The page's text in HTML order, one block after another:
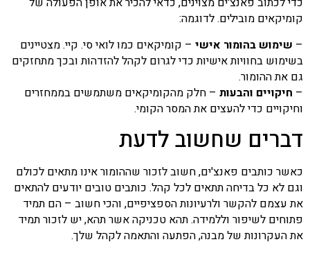
קומיקאים מובילים. לדוגמה:
– שימוש בהומור אישי – קומיקאים כמו לואי סי. קיי. מצטיינים
בשימוש בחוויות אישיות כדי לגרום לקהל להזדהות ובכך מתחזקים
גם את ההומור.
– חיקויים והבעות – חלק מהקומיקאים משתמשים בממחזרים
וחיקויים כדי להעצים את המסר הקומי.
דברים שחשוב לדעת
כאשר כותבים פאנצ'ים, חשוב לזכור שההומור אינו מתאים לכולם
וגם לא כל בדיחה תתאים לכל קהל. כותבים טובים יודעים להתאים
את עצמם להקשר ולרעיונות הספציפיים, והכי חשוב – הם תמיד
פתוחים לשיפור וללמידה. תהא טכניקה אשר תהא, יש לזכור תמיד
את העקרונות של מבנה, הפתעה והתאמה לקהל שלך.